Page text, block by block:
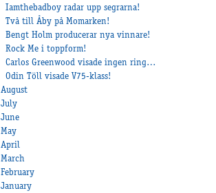
Iamthebadboy radar upp segrarna!
Två till Åby på Momarken!
Bengt Holm producerar nya vinnare!
Rock Me i toppform!
Carlos Greenwood visade ingen ringrost!
Odin Töll visade V75-klass!
August
July
June
May
April
March
February
January